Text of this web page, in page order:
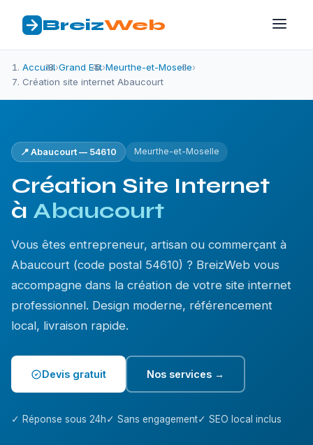
BreizWeb
Accueil›Grand Est›Meurthe-et-Moselle›
Création site internet Abaucourt
📍 Abaucourt — 54610 Meurthe-et-Moselle
Création Site Internet
à Abaucourt
Vous êtes entrepreneur, artisan ou commerçant à
Abaucourt (code postal 54610) ? BreizWeb vous
accompagne dans la création de votre site internet
professionnel. Design moderne, référencement
local, livraison rapide.
Devis gratuit Nos services →
✓ Réponse sous 24h✓ Sans engagement✓ SEO local inclus